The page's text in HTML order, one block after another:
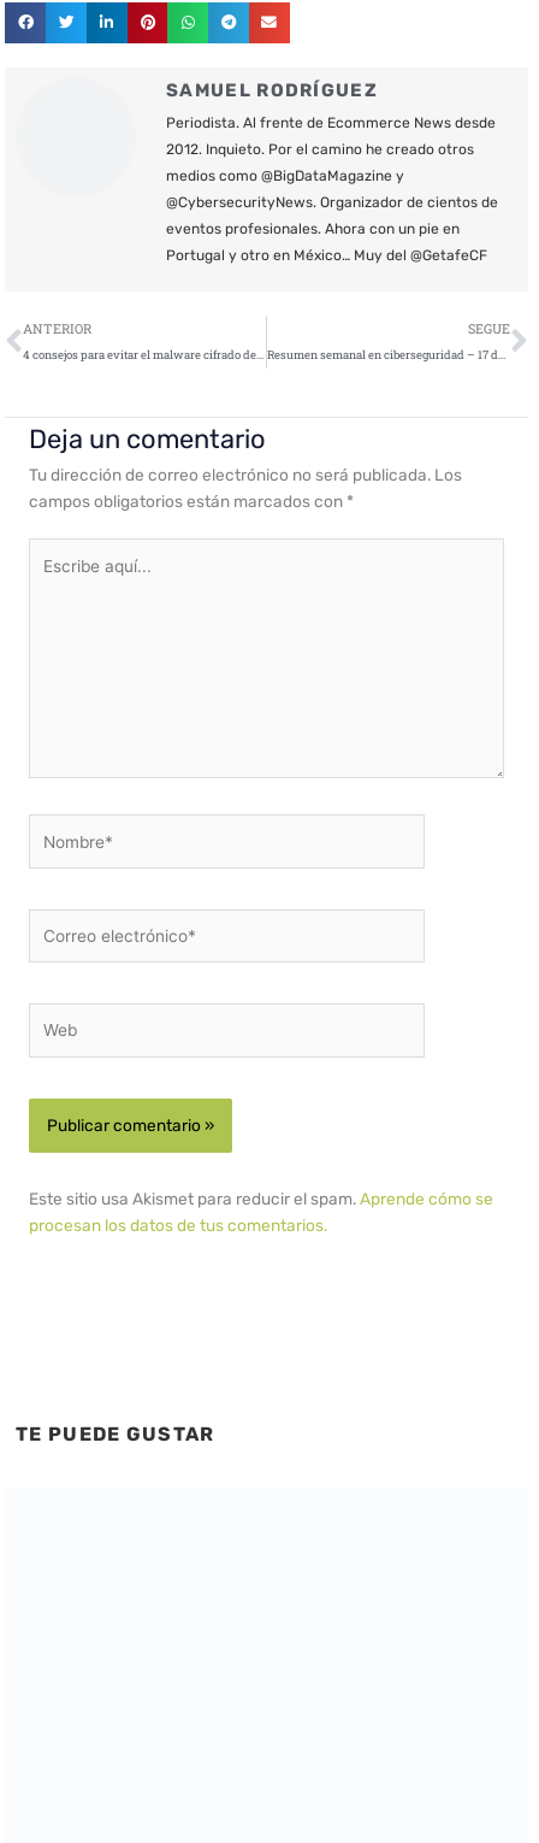
SAMUEL RODRÍGUEZ
Periodista. Al frente de Ecommerce News desde
2012. Inquieto. Por el camino he creado otros
medios como @BigDataMagazine y
@CybersecurityNews. Organizador de cientos de
eventos profesionales. Ahora con un pie en
Portugal y otro en México… Muy del @GetafeCF
Ant
ANTERIOR
4 consejos para evitar el malware cifrado de día cero en las organizaciones
SEGUE
Resumen semanal en ciberseguridad – 17 de julio de 2020
Deja un comentario
Tu dirección de correo electrónico no será publicada. Los
campos obligatorios están marcados con *
aquí...
electrónico*
Este sitio usa Akismet para reducir el spam.Aprende cómo se
procesan los datos de tus comentarios.
TE PUEDE GUSTAR